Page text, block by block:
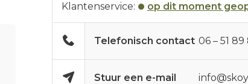
Klantenservice: op dit moment
Telefonisch contact 06 – 51 89
Stuur een e-mail